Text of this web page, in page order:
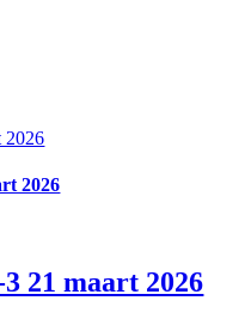
2026
2026
21 maart 2026